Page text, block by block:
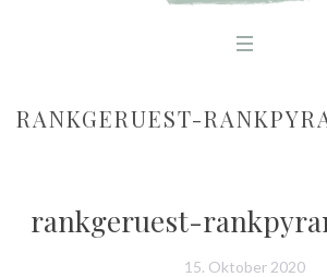
RANKGERUEST-
rankgeruest-
15. Oktober 2020